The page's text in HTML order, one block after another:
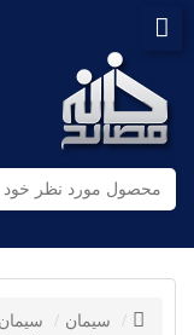
سیمان